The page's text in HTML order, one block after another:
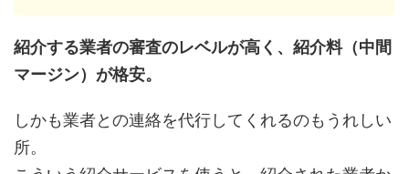
紹介する業者の審査のレベルが高く、紹介料（中間
マージン）が格安。
しかも業者との連絡を代行してくれるのもうれしい
所。